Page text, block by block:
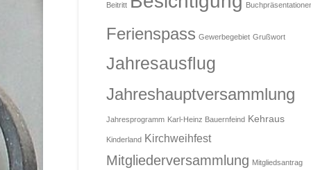
Beitritt
Ferienspass Gewerbegebiet Grußwort
Jahresausflug
Jahreshauptversammlung
Jahresprogramm Karl-Heinz Bauernfeind Kehraus
Kinderland Kirchweihfest
Mitgliederversammlung Mitgliedsantrag